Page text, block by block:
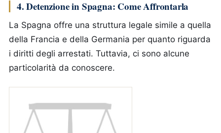
4. Detenzione in Spagna: Come Affrontarla
La Spagna offre una struttura legale simile a quella
della Francia e della Germania per quanto riguarda
i diritti degli arrestati. Tuttavia, ci sono alcune
particolarità da conoscere.